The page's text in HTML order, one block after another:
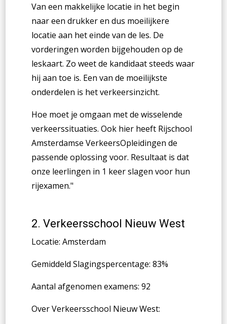
Van een makkelijke locatie in het begin
naar een drukker en dus moeilijkere
locatie aan het einde van de les. De
vorderingen worden bijgehouden op de
leskaart. Zo weet de kandidaat steeds waar
hij aan toe is. Een van de moeilijkste
onderdelen is het verkeersinzicht.
Hoe moet je omgaan met de wisselende
verkeerssituaties. Ook hier heeft Rijschool
Amsterdamse VerkeersOpleidingen de
passende oplossing voor. Resultaat is dat
onze leerlingen in 1 keer slagen voor hun
rijexamen."
2. Verkeersschool Nieuw West
Locatie: Amsterdam
Gemiddeld Slagingspercentage: 83%
Aantal afgenomen examens: 92
Over Verkeersschool Nieuw West: